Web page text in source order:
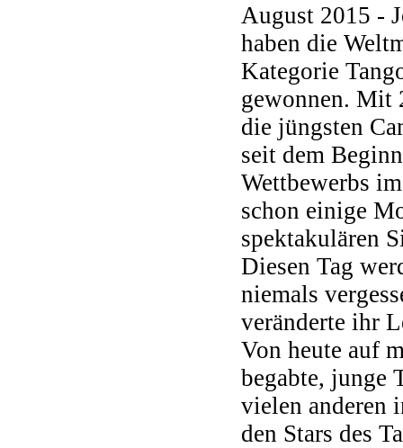
August 2015 -
haben die
Kategorie
gewonnen. Mit
die jüngsten
seit dem
Wettbewerbs
schon einige
spektakulären
Diesen Tag
niemals
veränderte ihr
Von heute auf
begabte, junge
vielen anderen
den Stars des